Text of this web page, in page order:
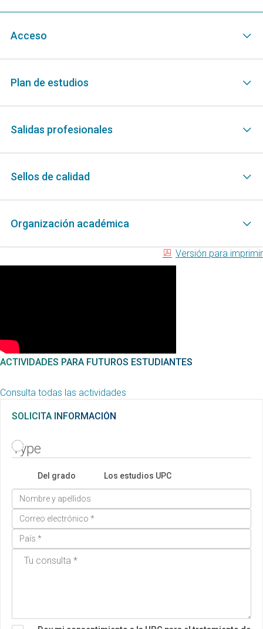
Acceso
Plan de estudios
Salidas profesionales
Sellos de calidad
Organización académica
Versión para imprimir
ACTIVIDADES PARA FUTUROS ESTUDIANTES
Consulta todas las actividades
SOLICITA INFORMACIÓN
Type
Del grado Los estudios UPC